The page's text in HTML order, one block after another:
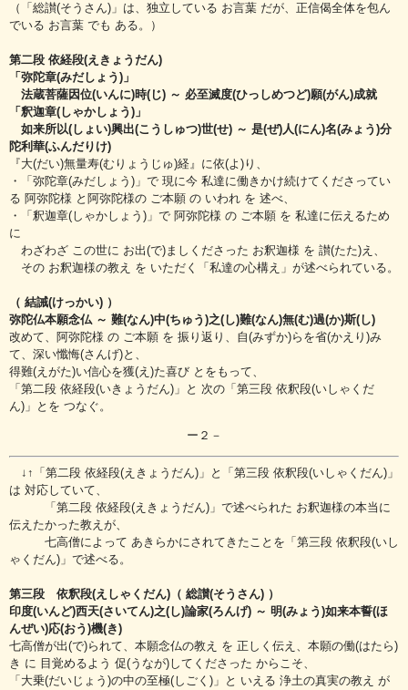
（「総讃(そうさん)」は、独立している お言葉 だが、正信偈全体を包ん
でいる お言葉 でも ある。）
第二段 依経段(えきょうだん)
「弥陀章(みだしょう)」
法蔵菩薩因位(いんに)時(じ) ～ 必至滅度(ひっしめつど)願(がん)成就
「釈迦章(しゃかしょう)」
如来所以(しょい)興出(こうしゅつ)世(せ) ～ 是(ぜ)人(にん)名(みょう)分
陀利華(ふんだりけ)
『大(だい)無量寿(むりょうじゅ)経』に依(よ)り、
・「弥陀章(みだしょう)」で 現に今 私達に働きかけ続けてくださってい
る 阿弥陀様 と阿弥陀様の ご本願 の いわれ を 述べ、
・「釈迦章(しゃかしょう)」で 阿弥陀様 の ご本願 を 私達に伝えるため
に
わざわざ この世に お出(で)ましくださった お釈迦様 を 讃(たた)え、
その お釈迦様の教え を いただく「私達の心構え」が述べられている。
（ 結誡(けっかい) ）
弥陀仏本願念仏 ～ 難(なん)中(ちゅう)之(し)難(なん)無(む)過(か)斯(し)
改めて、阿弥陀様 の ご本願 を 振り返り、自(みずか)らを省(かえり)み
て、深い懺悔(さんげ)と、
得難(えがた)い信心を獲(え)た喜び とをもって、
「第二段 依経段(いきょうだん)」と 次の「第三段 依釈段(いしゃくだ
ん)」とを つなぐ。
ー２－
↓↑「第二段 依経段(えきょうだん)」と「第三段 依釈段(いしゃくだん)」
は 対応していて、
「第二段 依経段(えきょうだん)」で述べられた お釈迦様の本当に
伝えたかった教えが、
七高僧によって あきらかにされてきたことを「第三段 依釈段(いし
ゃくだん)」で述べる。
第三段 依釈段(えしゃくだん) （ 総讃(そうさん) ）
印度(いんど)西天(さいてん)之(し)論家(ろんげ) ～ 明(みょう)如来本誓(ほ
んぜい)応(おう)機(き)
七高僧が出(で)られて、本願念仏の教え を 正しく伝え、本願の働(はたら)
き に 目覚めるよう 促(うなが)してくださった からこそ、
「大乗(だいじょう)の中の至極(しごく)」と いえる 浄土の真実の教え が